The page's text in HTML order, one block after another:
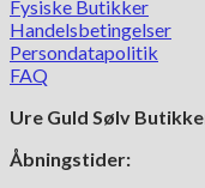
Fysiske Butikker
Handelsbetingelser
Persondatapolitik
FAQ
Ure Guld Sølv
Åbningstider: